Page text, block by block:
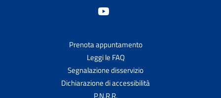
Prenota appuntamento
Leggi le FAQ
Segnalazione disservizio
Dichiarazione di accessibilità